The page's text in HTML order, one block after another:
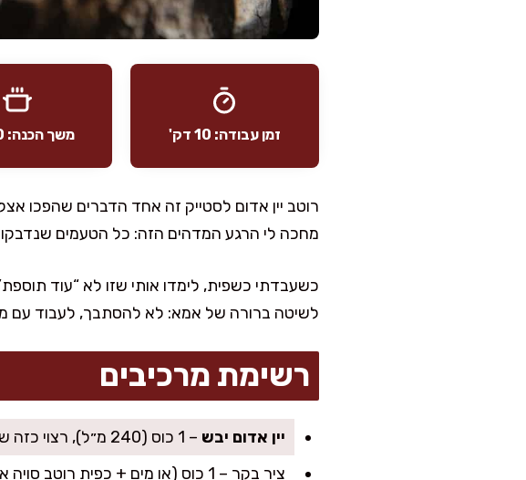
זמן עבודה: 10 דק' משך הכנה: 20 דק'
רוטב יין אדום לסטייק זה אחד הדברים שהפכו
מחכה לי הרגע המדהים הזה: כל הטעמים
כשעבדתי כשפית, לימדו אותי שזו לא “עוד
לשיטה ברורה של אמא: לא להסתבך, לעבוד עם
רשימת מרכיבים
יין אדום יבש – 1 כוס (240 מ״ל), רצוי כזה שהייתם שותים
ציר בקר – 1 כוס (או מים + כפית רוטב סויה איכותי אם אין)